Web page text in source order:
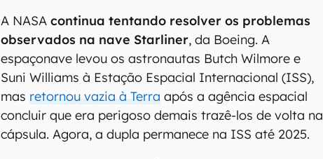
A NASAcontinua tentando resolver os problemas
observados na nave Starliner, da Boeing. A
espaçonave levou os astronautas Butch Wilmore e
Suni Williams à Estação Espacial Internacional (ISS),
mas retornou vazia à Terra após a agência espacial
concluir que era perigoso demais trazê-los de volta na
cápsula. Agora, a dupla permanece na ISS até 2025.